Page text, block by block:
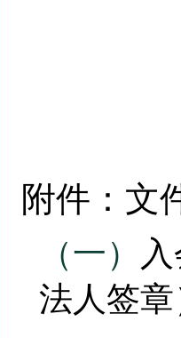
附件：文
（一）
法人签